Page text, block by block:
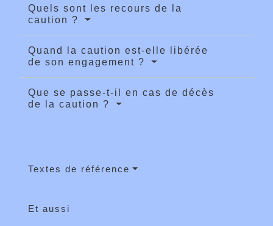
Quels sont les recours de la
caution ?
Quand la caution est-elle libérée
de son engagement ?
Que se passe-t-il en cas de décès
de la caution ?
Textes de référence
Et aussi